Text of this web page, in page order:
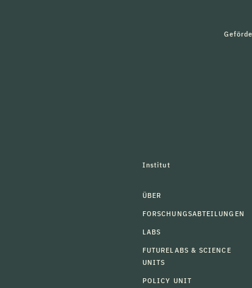
Institut
ÜBER
FORSCHUNGSABTEILUNGEN
LABS
FUTURELABS & SCIENCE
UNITS
POLICY UNIT